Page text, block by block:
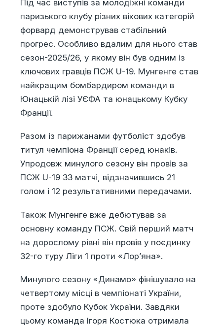
Під час виступів за молодіжні команди
паризького клубу різних вікових категорій
форвард демонстрував стабільний
прогрес. Особливо вдалим для нього став
сезон-2025/26, у якому він був одним із
ключових гравців ПСЖ U-19. Мунгенге став
найкращим бомбардиром команди в
Юнацькій лізі УЄФА та юнацькому Кубку
Франції.
Разом із парижанами футболіст здобув
титул чемпіона Франції серед юнаків.
Упродовж минулого сезону він провів за
ПСЖ U-19 33 матчі, відзначившись 21
голом і 12 результативними передачами.
Також Мунгенге вже дебютував за
основну команду ПСЖ. Свій перший матч
на дорослому рівні він провів у поєдинку
32-го туру Ліги 1 проти «Лор’яна».
Минулого сезону «Динамо» фінішувало на
четвертому місці в чемпіонаті України,
проте здобуло Кубок України. Завдяки
цьому команда Ігоря Костюка отримала